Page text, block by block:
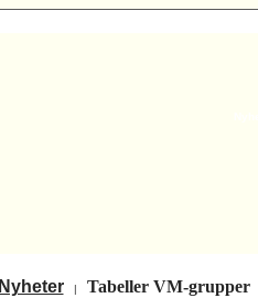
Nyheter| Tabeller VM-grupper